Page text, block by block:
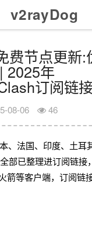
v2rayDog
费节点更新:
2025年
订阅链
08-06 46
、法国、印度、土耳
部已整理进订阅链接
箭等客户端，订阅链